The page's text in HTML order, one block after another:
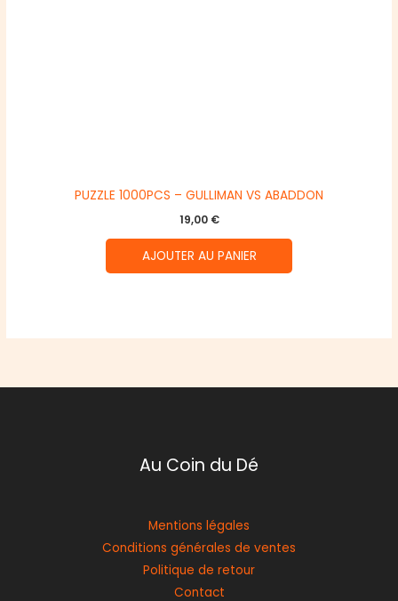
PUZZLE 1000PCS – GULLIMAN VS ABADDON
19,00 €
AJOUTER AU PANIER
Au Coin du Dé
Mentions légales
Conditions générales de ventes
Politique de retour
Contact